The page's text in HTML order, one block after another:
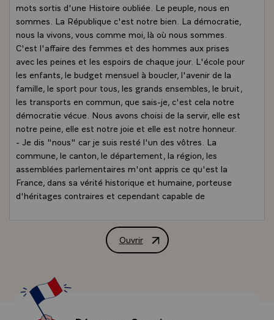
mots sortis d'une Histoire oubliée. Le peuple, nous en
sommes. La République c'est notre bien. La démocratie,
nous la vivons, vous comme moi, là où nous sommes.
C'est l'affaire des femmes et des hommes aux prises
avec les peines et les espoirs de chaque jour. L'école pour
les enfants, le budget mensuel à boucler, l'avenir de la
famille, le sport pour tous, les grands ensembles, le bruit,
les transports en commun, que sais-je, c'est cela notre
démocratie vécue. Nous avons choisi de la servir, elle est
notre peine, elle est notre joie et elle est notre honneur.
- Je dis "nous" car je suis resté l'un des vôtres. La
commune, le canton, le département, la région, les
assemblées parlementaires m'ont appris ce qu'est la
France, dans sa vérité historique et humaine, porteuse
d'héritages contraires et cependant capable de
Plus précisément la démocratie a pour objet de donner à
tous et à chacun la capacité de décider de tout. C'est
vous ont voté les lois de décentralisation que j'ai moi-
même promulguées et auquelles Gaston Defferre a
consacré tant de travail.
- Vous voilà désormais dotés de pouvoirs et de moyens
Ouvrir
Message de M. François Mitterrand,